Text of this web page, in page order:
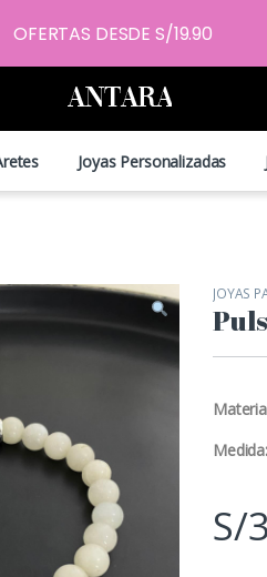
Joyas Personalizadas
JOYAS
Medida:
S/
OFERTAS DESDE S/19.90